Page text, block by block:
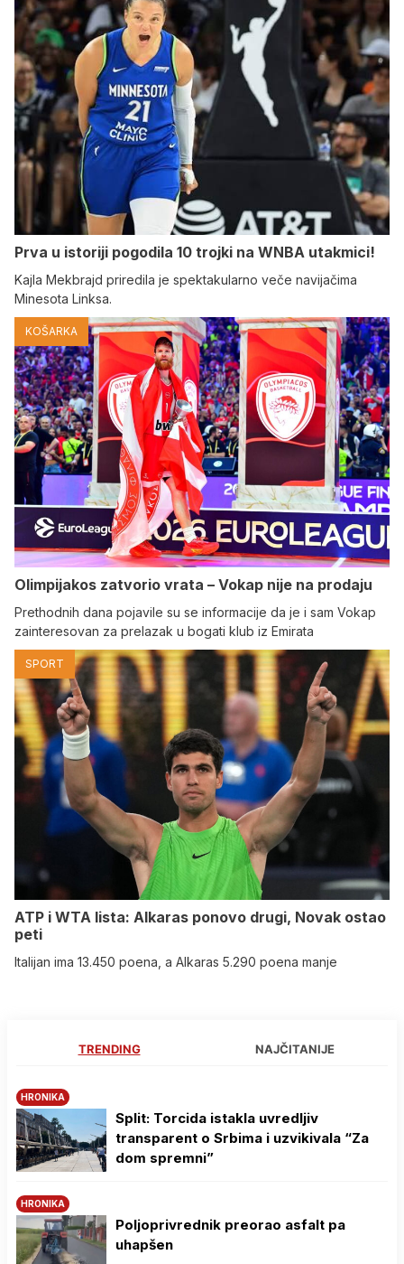
Prva u istoriji pogodila 10 trojki na WNBA utakmici!
Kajla Mekbrajd priredila je spektakularno veče navijačima
Minesota Linksa.
KOŠARKA
Olimpijakos zatvorio vrata – Vokap nije na prodaju
Prethodnih dana pojavile su se informacije da je i sam Vokap
zainteresovan za prelazak u bogati klub iz Emirata
SPORT
ATP i WTA lista: Alkaras ponovo drugi, Novak ostao
peti
Italijan ima 13.450 poena, a Alkaras 5.290 poena manje
TRENDING NAJČITANIJE
HRONIKA
Split: Torcida istakla uvredljiv
transparent o Srbima i uzvikivala “Za
dom spremni”
HRONIKA
Poljoprivrednik preorao asfalt pa
uhapšen